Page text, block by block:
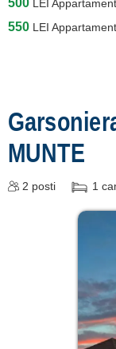
LEI
550 LEI
MUNTE
2 posti 1